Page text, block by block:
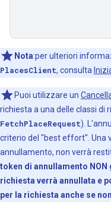
Nota:per ulteriori
PlacesClient, consulta
Puoi utilizzare un
richiesta a una delle classi di
FetchPlaceRequest).
criterio del "best effort". Una
annullamento, non verrà
token di annullamento
richiesta verrà annullata e
per la richiesta anche se